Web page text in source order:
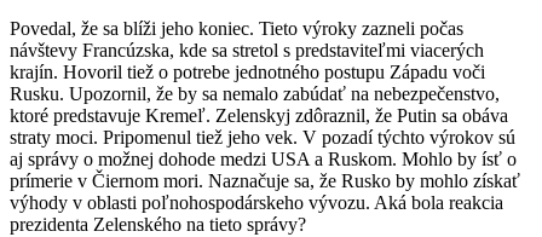
Povedal, že sa blíži jeho koniec. Tieto výroky zazneli počas
návštevy Francúzska, kde sa stretol s predstaviteľmi viacerých
krajín. Hovoril tiež o potrebe jednotného postupu Západu voči
Rusku. Upozornil, že by sa nemalo zabúdať na nebezpečenstvo,
ktoré predstavuje Kremeľ. Zelenskyj zdôraznil, že Putin sa obáva
straty moci. Pripomenul tiež jeho vek. V pozadí týchto výrokov sú
aj správy o možnej dohode medzi USA a Ruskom. Mohlo by ísť o
prímerie v Čiernom mori. Naznačuje sa, že Rusko by mohlo získať
výhody v oblasti poľnohospodárskeho vývozu. Aká bola reakcia
prezidenta Zelenského na tieto správy?